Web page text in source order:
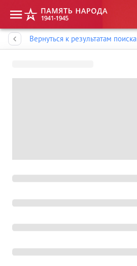
Вернуться к результатам поиска
Память народа